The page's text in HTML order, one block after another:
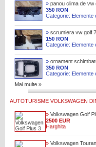
» panou clima de vw
5G0907044CE
350 RON
Categorie: Elemente
» scrumiera vw golf
5G1863391
150 RON
Categorie: Elemente
» ornament
B8 / arteon cu cod
350 RON
Categorie: Elemente
Mai multe »
AUTOTURISME VOLKSWAGEN
» Volkswagen Golf
2500 EUR
Harghita
» Volkswagen